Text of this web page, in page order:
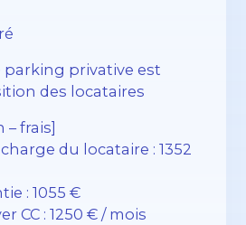
parking privative est
des locataires
– frais]
du locataire : 1352
: 1055 €
CC : 1250 € / mois